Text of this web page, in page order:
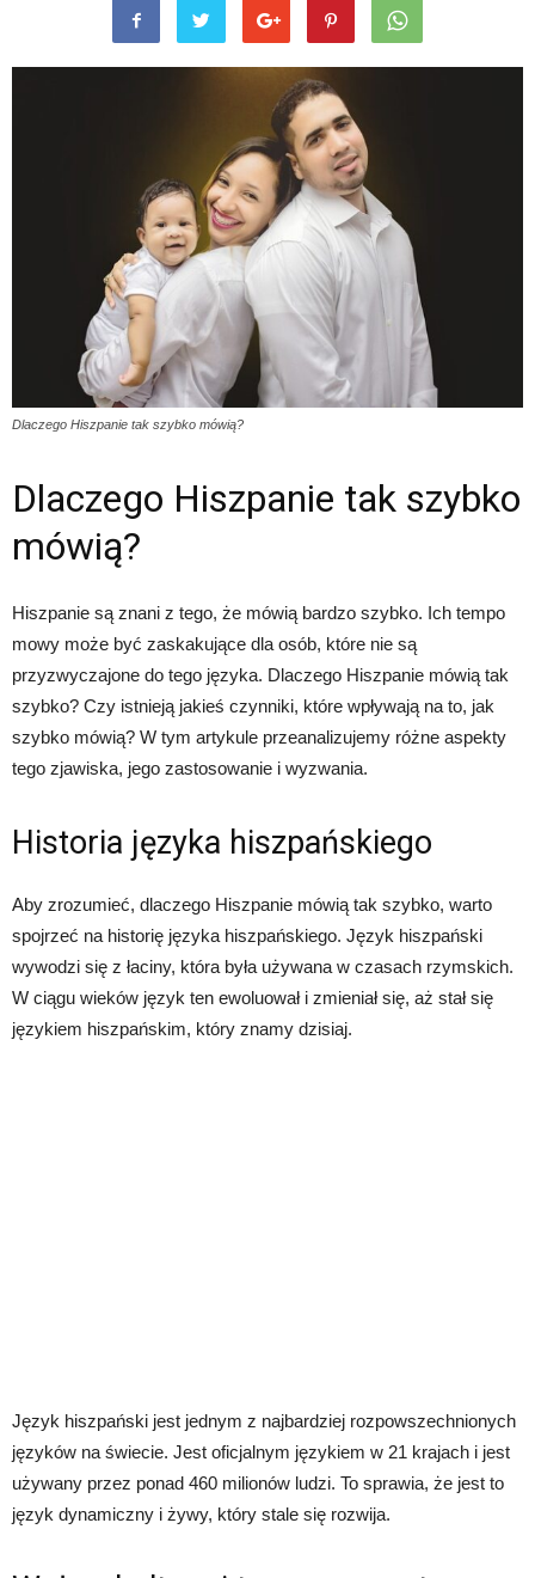
Dlaczego Hiszpanie tak szybko mówią?
Dlaczego Hiszpanie tak szybko
mówią?
Hiszpanie są znani z tego, że mówią bardzo szybko. Ich tempo
mowy może być zaskakujące dla osób, które nie są
przyzwyczajone do tego języka. Dlaczego Hiszpanie mówią tak
szybko? Czy istnieją jakieś czynniki, które wpływają na to, jak
szybko mówią? W tym artykule przeanalizujemy różne aspekty
tego zjawiska, jego zastosowanie i wyzwania.
Historia języka hiszpańskiego
Aby zrozumieć, dlaczego Hiszpanie mówią tak szybko, warto
spojrzeć na historię języka hiszpańskiego. Język hiszpański
wywodzi się z łaciny, która była używana w czasach rzymskich.
W ciągu wieków język ten ewoluował i zmieniał się, aż stał się
językiem hiszpańskim, który znamy dzisiaj.
Język hiszpański jest jednym z najbardziej rozpowszechnionych
języków na świecie. Jest oficjalnym językiem w 21 krajach i jest
używany przez ponad 460 milionów ludzi. To sprawia, że ​​jest to
język dynamiczny i żywy, który stale się rozwija.